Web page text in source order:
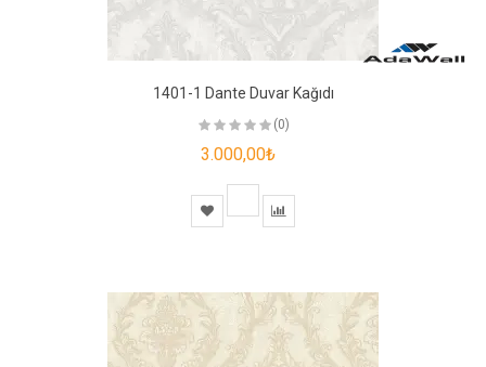
1401-1 Dante Duvar Kağıdı
(0)
3.000,00₺